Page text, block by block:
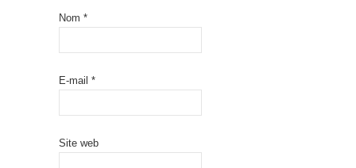
Nom *
E-mail *
Site web